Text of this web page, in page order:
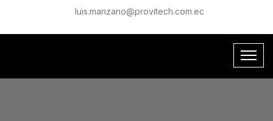
luis.manzano@provitech.com.ec